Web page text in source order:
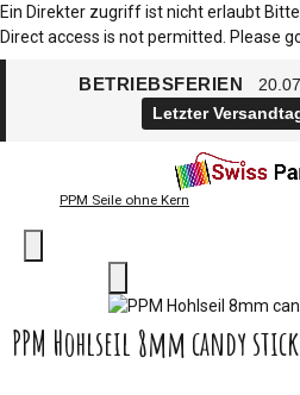
Ein Direkter zugriff ist nicht erlaubt
Direct access is not permitted. Please
BETRIEBSFERIEN
Letzter
PPM Seile ohne Kern
PPM Hohlseil 8mm candy stick